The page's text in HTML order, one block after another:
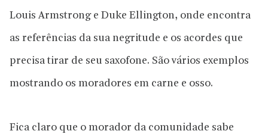
Louis Armstrong e Duke Ellington, onde encontra
as referências da sua negritude e os acordes que
precisa tirar de seu saxofone. São vários exemplos
mostrando os moradores em carne e osso.
Fica claro que o morador da comunidade sabe